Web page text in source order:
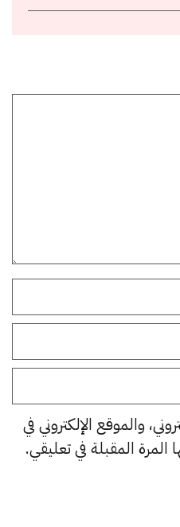
والموقع الإلكتروني في
المقبلة في تعليقي.